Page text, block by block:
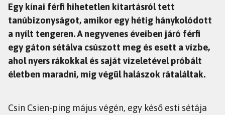
Egy kínai férfi hihetetlen kitartásról tett
tanúbizonyságot, amikor egy hétig hánykolódott
a nyílt tengeren. A negyvenes éveiben járó férfi
egy gáton sétálva csúszott meg és esett a vízbe,
ahol nyers rákokkal és saját vizeletével próbált
életben maradni, míg végül halászok rátaláltak.
Csin Csien-ping május végén, egy késő esti sétája